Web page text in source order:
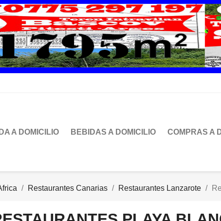
A DOMICILIO BEBIDAS A DOMICILIO COMPRAS A
Restaurantes Canarias Restaurantes Lanzarote